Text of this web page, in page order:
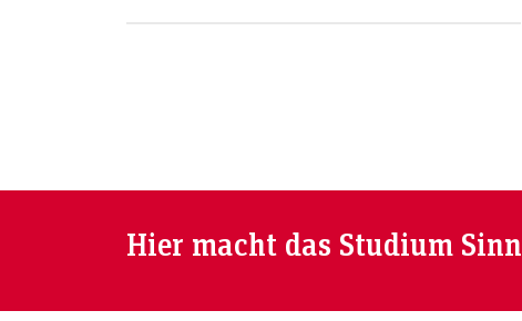
Hier macht das Studium Sinn